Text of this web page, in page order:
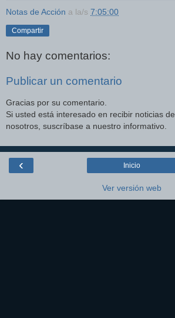
Notas de Acción a la/s 7:05:00
Compartir
No hay comentarios:
Publicar un comentario
Gracias por su comentario.
Si usted está interesado en recibir noticias de
nosotros, suscríbase a nuestro informativo.
‹ Inicio
Ver versión web